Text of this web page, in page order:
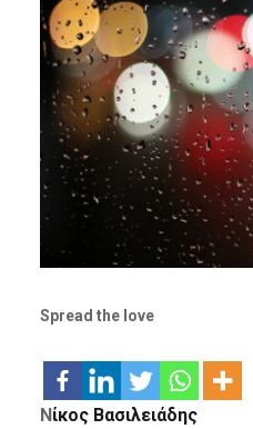
Spread the love
Ν ίκος Βασιλειάδης